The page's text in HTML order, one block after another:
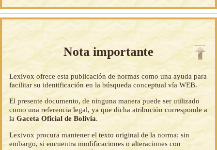
Nota importante
Lexivox ofrece esta publicación de normas como una ayuda para
facilitar su identificación en la búsqueda conceptual vía WEB.
El presente documento, de ninguna manera puede ser utilizado
como una referencia legal, ya que dicha atribución corresponde a
laGaceta Oficial de Bolivia.
Lexivox procura mantener el texto original de la norma; sin
embargo, si encuentra modificaciones o alteraciones con